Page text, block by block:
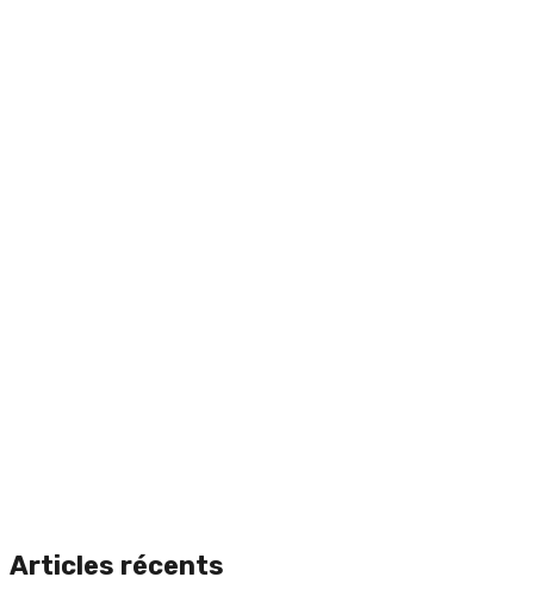
Articles récents